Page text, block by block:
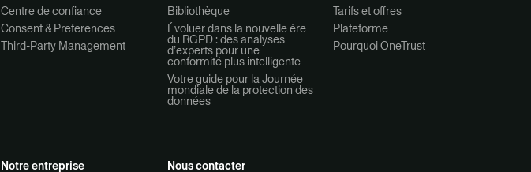
Centre de confiance
Consent & Preferences
Third-Party Management
Bibliothèque
Évoluer dans la nouvelle ère
du RGPD : des analyses
d’experts pour une
conformité plus intelligente
Votre guide pour la Journée
mondiale de la protection des
données
Tarifs et offres
Plateforme
Pourquoi OneTrust
Notre entreprise Nous contacter